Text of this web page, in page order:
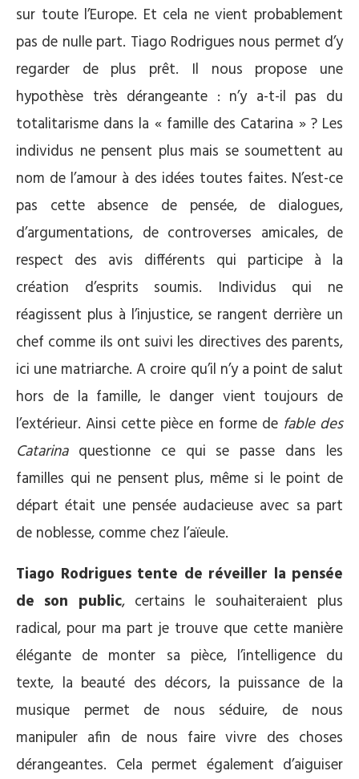
sur toute l’Europe. Et cela ne vient probablement
pas de nulle part. Tiago Rodrigues nous permet d’y
regarder de plus prêt. Il nous propose une
hypothèse très dérangeante : n’y a-t-il pas du
totalitarisme dans la « famille des Catarina » ? Les
individus ne pensent plus mais se soumettent au
nom de l’amour à des idées toutes faites. N’est-ce
pas cette absence de pensée, de dialogues,
d’argumentations, de controverses amicales, de
respect des avis différents qui participe à la
création d’esprits soumis. Individus qui ne
réagissent plus à l’injustice, se rangent derrière un
chef comme ils ont suivi les directives des parents,
ici une matriarche. A croire qu’il n’y a point de salut
hors de la famille, le danger vient toujours de
l’extérieur. Ainsi cette pièce en forme de fable des
Catarinaquestionne ce qui se passe dans les
familles qui ne pensent plus, même si le point de
départ était une pensée audacieuse avec sa part
de noblesse, comme chez l’aïeule.
Tiago Rodrigues tente de réveiller la pensée
de son public, certains le souhaiteraient plus
radical, pour ma part je trouve que cette manière
élégante de monter sa pièce, l’intelligence du
texte, la beauté des décors, la puissance de la
musique permet de nous séduire, de nous
manipuler afin de nous faire vivre des choses
dérangeantes. Cela permet également d’aiguiser